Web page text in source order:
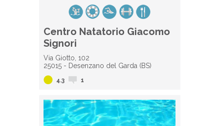
Centro Natatorio Giacomo
Signori
Via Giotto, 102
25015 - Desenzano del Garda (BS)
4.3 1